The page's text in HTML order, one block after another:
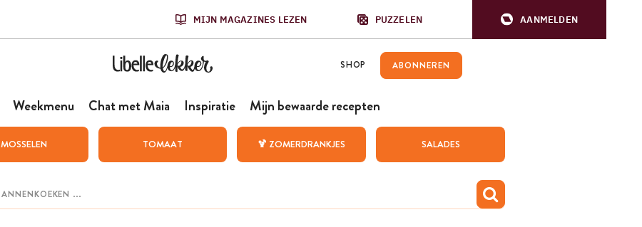
MIJN MAGAZINES LEZEN PUZZELEN AANMELDEN
SHOP ABONNEREN
Weekmenu Chat met Maia Inspiratie Mijn bewaarde recepten
MOSSELEN TOMAAT 🍹 ZOMERDRANKJES SALADES